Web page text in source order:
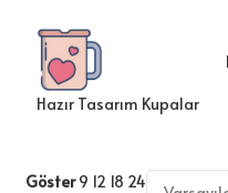
Hazır Tasarım Kupalar
Göster9 12 18 24